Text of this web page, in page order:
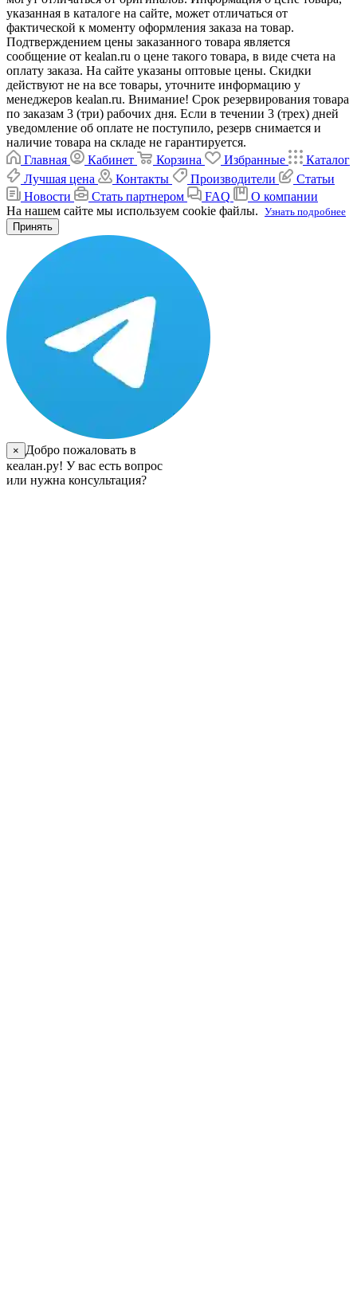
указанная в каталоге на сайте, может отличаться от
фактической к моменту оформления заказа на товар.
Подтверждением цены заказанного товара является
сообщение от kealan.ru о цене такого товара, в виде счета на
оплату заказа. На сайте указаны оптовые цены. Скидки
действуют не на все товары, уточните информацию у
менеджеров kealan.ru. Внимание! Срок резервирования товара
по заказам 3 (три) рабочих дня. Если в течении 3 (трех) дней
уведомление об оплате не поступило, резерв снимается и
наличие товара на складе не гарантируется.
Главная
Кабинет Корзина Избранные
Каталог
Лучшая цена
Контакты Производители
Статьи
Новости
Стать партнером FAQ
О компании
На нашем сайте мы используем cookie файлы. Узнать подробнее
Принять
×
Добро пожаловать в
кеалан.ру! У вас есть вопрос
или нужна консультация?